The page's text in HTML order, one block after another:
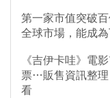
第一家市值突破
全球市場，能成
《吉伊卡哇》電
票…販售資訊整理
看